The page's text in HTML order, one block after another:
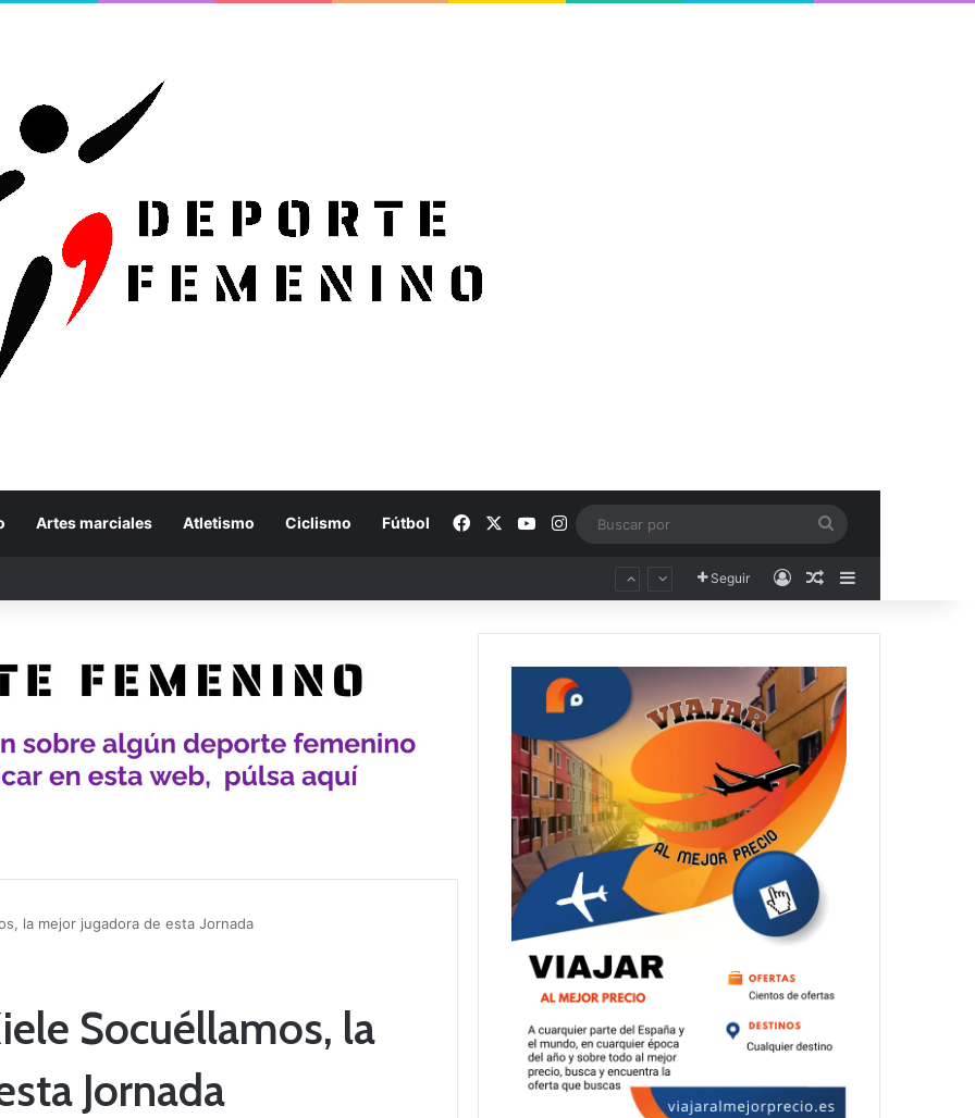
Artes marciales Atletismo Ciclismo Fútbol Facebook YouTubeInstagram
Seguir AccesoPublicación al
la mejor jugadora de esta Jornada
Socuéllamos, la
Jornada